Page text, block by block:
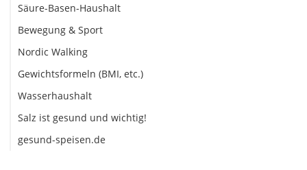
Säure-Basen-Haushalt
Bewegung & Sport
Nordic Walking
Gewichtsformeln (BMI, etc.)
Wasserhaushalt
Salz ist gesund und wichtig!
gesund-speisen.de